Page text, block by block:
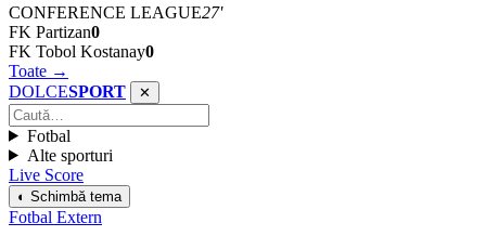
CONFERENCE LEAGUE27'
FK Partizan0
FK Tobol Kostanay0
Toate →
DOLCESPORT ✕
Fotbal
Alte sporturi
Live Score
◐ Schimbă tema
Fotbal Extern